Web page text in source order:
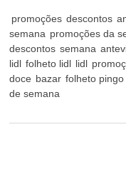
promoções descontos
semana promoções da
descontos semana
lidl folheto lidl lidl
doce bazar folheto
de semana